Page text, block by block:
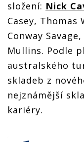
složení: Nick
Casey, Thomas
Conway
Mullins. Podle
australského
skladeb z
nejznámější
kariéry.